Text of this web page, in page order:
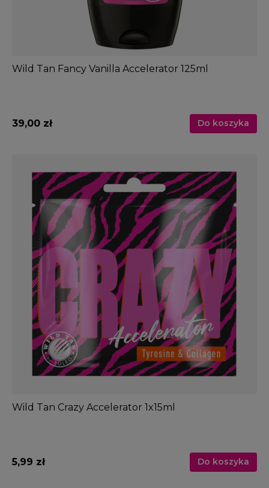
Wild Tan Fancy Vanilla Accelerator 125ml
39,00 zł Do koszyka
Wild Tan Crazy Accelerator 1x15ml
5,99 zł Do koszyka